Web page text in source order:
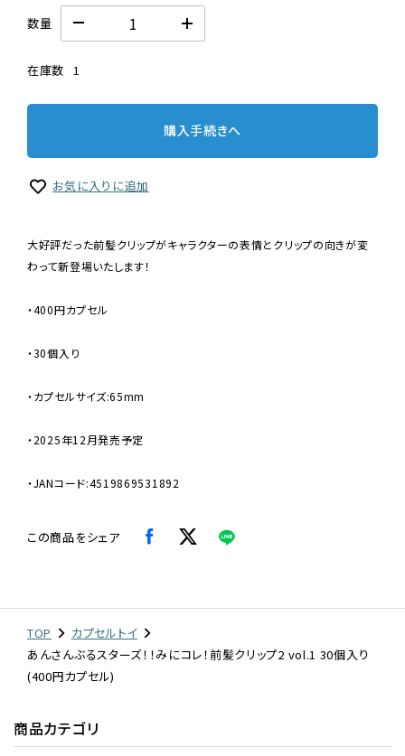
数量
在庫数 1
購入手続きへ
お気に入りに追加
大好評だった前髪クリップがキャラクターの表情とクリップの向きが変
わって新登場いたします！
・400円カプセル
・30個入り
・カプセルサイズ:65mm
・2025年12月発売予定
・JANコード:4519869531892
この商品をシェア
TOP
カプセルトイ
あんさんぶるスターズ！！みにコレ！前髪クリップ2 vol.1 30個入り
(400円カプセル)
商品カテゴリ